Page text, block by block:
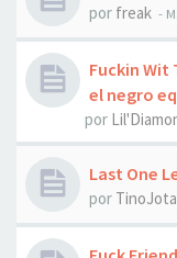
por freak -
Fuckin Wit
el negro
por
Last One
por TinoJota